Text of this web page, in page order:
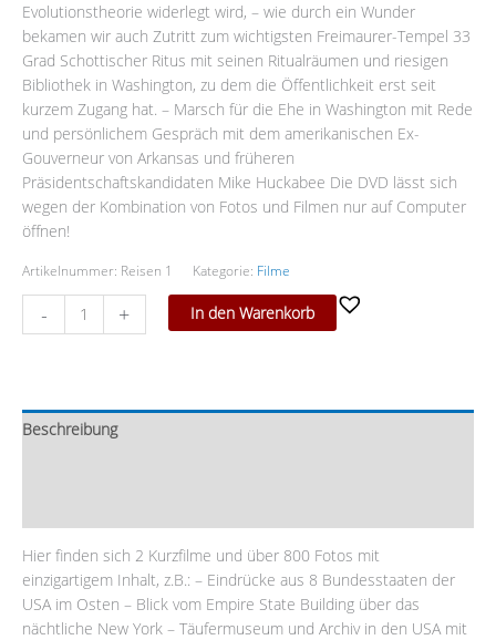
Evolutionstheorie widerlegt wird, – wie durch ein Wunder
bekamen wir auch Zutritt zum wichtigsten Freimaurer-Tempel 33
Grad Schottischer Ritus mit seinen Ritualräumen und riesigen
Bibliothek in Washington, zu dem die Öffentlichkeit erst seit
kurzem Zugang hat. – Marsch für die Ehe in Washington mit Rede
und persönlichem Gespräch mit dem amerikanischen Ex-
Gouverneur von Arkansas und früheren
Präsidentschaftskandidaten Mike Huckabee Die DVD lässt sich
wegen der Kombination von Fotos und Filmen nur auf Computer
öffnen!
Artikelnummer: Reisen 1 Kategorie: Filme
- + In den Warenkorb
Beschreibung
Hier finden sich 2 Kurzfilme und über 800 Fotos mit
einzigartigem Inhalt, z.B.: – Eindrücke aus 8 Bundesstaaten der
USA im Osten – Blick vom Empire State Building über das
nächtliche New York – Täufermuseum und Archiv in den USA mit